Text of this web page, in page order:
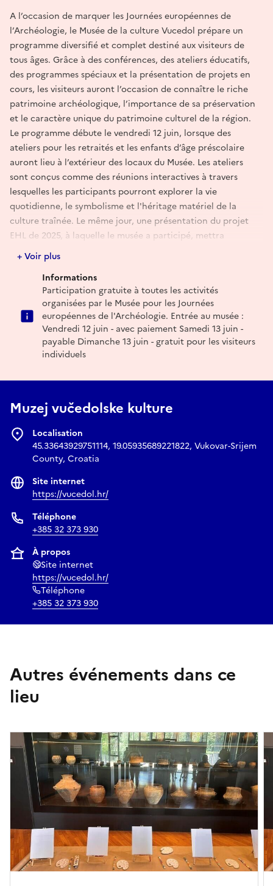
A l’occasion de marquer les Journées européennes de
l’Archéologie, le Musée de la culture Vucedol prépare un
programme diversifié et complet destiné aux visiteurs de
tous âges. Grâce à des conférences, des ateliers éducatifs,
des programmes spéciaux et la présentation de projets en
cours, les visiteurs auront l’occasion de connaître le riche
patrimoine archéologique, l’importance de sa préservation
et le caractère unique du patrimoine culturel de la région.
Le programme débute le vendredi 12 juin, lorsque des
ateliers pour les retraités et les enfants d’âge préscolaire
auront lieu à l’extérieur des locaux du Musée. Les ateliers
sont conçus comme des réunions interactives à travers
lesquelles les participants pourront explorer la vie
quotidienne, le symbolisme et l'héritage matériel de la
culture traînée. Le même jour, une présentation du projet
EHL de 2025, à laquelle le musée a participé, mettra
davantage en lumière la dimension européenne du
patrimoine culturel et l’importance de la culture traînée
dans le contexte plus large de l’histoire et de l’identité
européennes.
+ Voir plus
Informations
Participation gratuite à toutes les activités
organisées par le Musée pour les Journées
européennes de l'Archéologie. Entrée au musée :
Vendredi 12 juin - avec paiement Samedi 13 juin -
payable Dimanche 13 juin - gratuit pour les visiteurs
individuels
Muzej vučedolske kulture
Localisation
45.33643929751114, 19.05935689221822, Vukovar-Srijem
County, Croatia
Site internet
https://vucedol.hr/
Téléphone
+385 32 373 930
À propos
Site internet
https://vucedol.hr/
Téléphone
+385 32 373 930
Autres événements dans ce
lieu